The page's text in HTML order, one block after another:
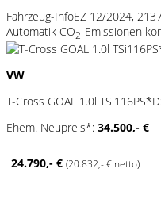
Fahrzeug-InfoEZ 12/2024,
Automatik CO2-Emissionen
VW
T-Cross GOAL 1.0l
Ehem. Neupreis*: 34.500,- €
24.790,- € (20.832,- € netto)